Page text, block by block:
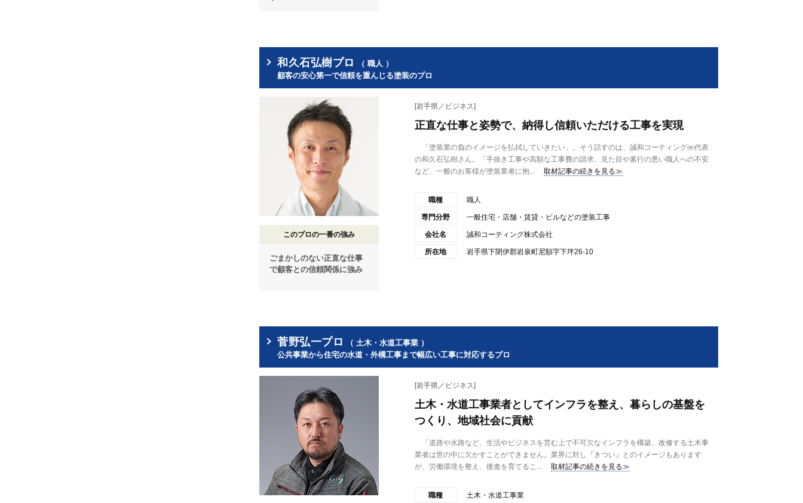
和久石弘樹プロ
（ 職人 ）
顧客の安心第一で信頼を重んじる塗装のプロ
このプロの一番の強み
ごまかしのない正直な仕事
で顧客との信頼関係に強み
[岩手県／ビジネス]
正直な仕事と姿勢で、納得し信頼いただける工事を実現
「塗装業の負のイメージを払拭していきたい」。そう話すのは、誠和コーティング㈱代表
の和久石弘樹さん。「手抜き工事や高額な工事費の請求、見た目や素行の悪い職人への不安
など、一般のお客様が塗装業者に抱...
取材記事の続きを見る≫
職種 職人
専門分野 一般住宅・店舗・賃貸・ビルなどの塗装工事
会社名 誠和コーティング株式会社
所在地 岩手県下閉伊郡岩泉町尼額字下坪26-10
菅野弘一プロ
（ 土木・水道工事業 ）
公共事業から住宅の水道・外構工事まで幅広い工事に対応するプロ
[岩手県／ビジネス]
土木・水道工事業者としてインフラを整え、暮らしの基盤を
つくり、地域社会に貢献
「道路や水路など、生活やビジネスを営む上で不可欠なインフラを構築、改修する土木事
業者は世の中に欠かすことができません。業界に対し『きつい』とのイメージもあります
が、労働環境を整え、後進を育てるこ...
取材記事の続きを見る≫
職種 土木・水道工事業